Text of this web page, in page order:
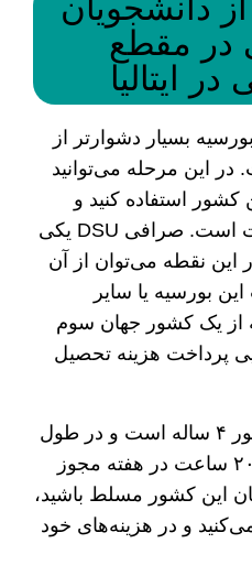
دانشجویان
در مقطع
ایتالیا
بسیار دشوارتر از
این مرحله می‌توانید
کشور استفاده کنید و
گرفتن بورسیه کامل سخت است. صرافی DSU یکی
این نقطه می‌توان از آن
بورسیه یا سایر
از یک کشور جهان سوم
پرداخت هزینه تحصیل
مدرک لیسانس در این کشور ۴ ساله است و در طول
تحصیل می‌توانید به مدت ۲۰ ساعت در هفته مجوز
این کشور مسلط باشید،
و در هزینه‌های خود